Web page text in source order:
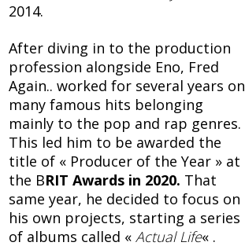
2014.
After diving in to the production
profession alongside Eno, Fred
Again.. worked for several years on
many famous hits belonging
mainly to the pop and rap genres.
This led him to be awarded the
title of « Producer of the Year » at
the BRIT Awards in 2020. That
same year, he decided to focus on
his own projects, starting a series
of albums called «Actual Life« .